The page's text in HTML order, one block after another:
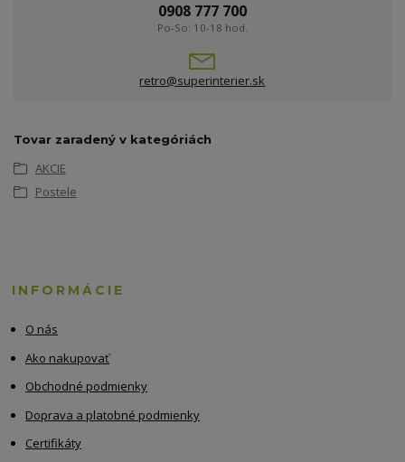
0908 777 700
Po-So: 10-18 hod.
retro@superinterier.sk
Tovar zaradený v kategóriách
AKCIE
Postele
INFORMÁCIE
O nás
Ako nakupovať
Obchodné podmienky
Doprava a platobné podmienky
Certifikáty